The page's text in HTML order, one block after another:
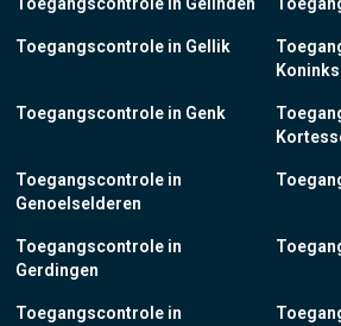
Toegangscontrole in Gelinden
Toegangscontrole in Gellik
Toegangscontrole in Genk
Toegangscontrole in
Genoelselderen
Toegangscontrole in
Gerdingen
Toegangscontrole in